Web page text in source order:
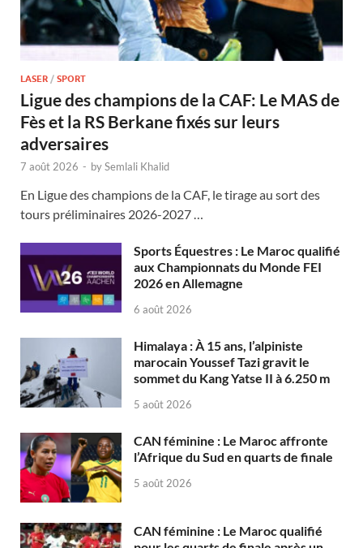
LASER / SPORT
Ligue des champions de la CAF: Le MAS de
Fès et la RS Berkane fixés sur leurs
adversaires
7 août 2026 - bySemlali Khalid
En Ligue des champions de la CAF, le tirage au sort des
tours préliminaires 2026-2027 …
Sports Équestres : Le Maroc qualifié
aux Championnats du Monde FEI
2026 en Allemagne
6 août 2026
Himalaya : À 15 ans, l’alpiniste
marocain Youssef Tazi gravit le
sommet du Kang Yatse II à 6.250 m
5 août 2026
CAN féminine : Le Maroc affronte
l’Afrique du Sud en quarts de finale
5 août 2026
CAN féminine : Le Maroc qualifié